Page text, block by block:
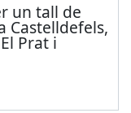
un tall de
Castelldefels,
Prat i